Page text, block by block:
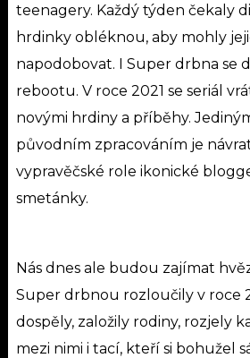
teenagery. Každý týden čekaly
hrdinky obléknou, aby mohly
napodobovat. I Super drbna se
rebootu. V roce 2021 se seriál
novými hrdiny a příběhy.
původním zpracováním je
vypravěčské role ikonické
smetánky.
Nás dnes ale budou zajímat
Super drbnou rozloučily v roce
dospěly, založily rodiny, rozjely
mezi nimi i tací, kteří si bohužel